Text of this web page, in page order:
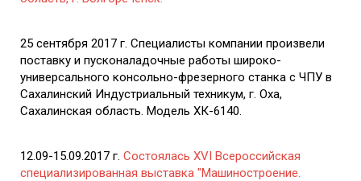
25 сентября 2017 г. Специалисты компании произвели
поставку и пусконаладочные работы широко-
универсального консольно-фрезерного станка с ЧПУ в
Сахалинский Индустриальный техникум, г. Оха,
Сахалинская область. Модель ХК-6140.
12.09-15.09.2017 г. Состоялась XVI Всероссийская
специализированная выставка "Машиностроение.